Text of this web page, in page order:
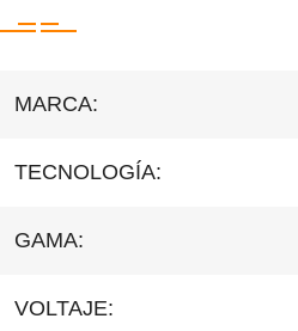
MARCA:
TECNOLOGÍA:
GAMA:
VOLTAJE: